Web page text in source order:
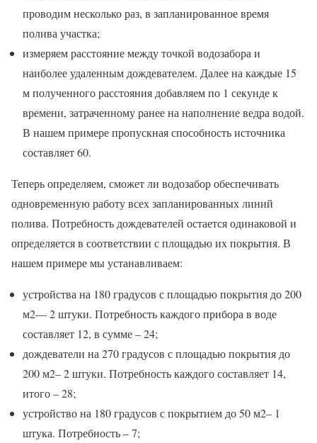
проводим несколько раз, в запланированное время
полива участка;
измеряем расстояние между точкой водозабора и
наиболее удаленным дождевателем. Далее на каждые 15
м полученного расстояния добавляем по 1 секунде к
времени, затраченному ранее на наполнение ведра водой.
В нашем примере пропускная способность источника
составляет 60.
Теперь определяем, сможет ли водозабор обеспечивать
одновременную работу всех запланированных линий
полива. Потребность дождевателей остается одинаковой и
определяется в соответствии с площадью их покрытия. В
нашем примере мы устанавливаем:
устройства на 180 градусов с площадью покрытия до 200
м2— 2 штуки. Потребность каждого прибора в воде
составляет 12, в сумме – 24;
дождеватели на 270 градусов с площадью покрытия до
200 м2– 2 штуки. Потребность каждого составляет 14,
итого – 28;
устройство на 180 градусов с покрытием до 50 м2– 1
штука. Потребность – 7;